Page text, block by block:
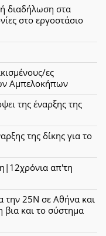
διαδήλωση στα
στο εργοστάσιο
ες
Αμπελοκήπων
της έναρξης της
της δίκης για το
απ'τη
την 25Ν σε Αθήνα και
και το σύστημα